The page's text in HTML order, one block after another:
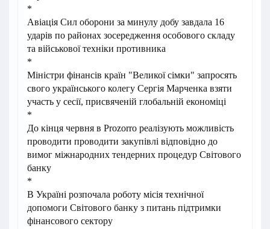
*
Авіація Сил оборони за минулу добу завдала 16
ударів по районах зосередження особового складу
та військової техніки противника
*
Міністри фінансів країн "Великої сімки" запросять
свого українського колегу Сергія Марченка взяти
участь у сесії, присвяченій глобальній економіці
*
До кінця червня в Prozorro реалізують можливість
проводити проводити закупівлі відповідно до
вимог міжнародних тендерних процедур Світового
банку
*
В Україні розпочала роботу місія технічної
допомоги Світового банку з питань підтримки
фінансового сектору